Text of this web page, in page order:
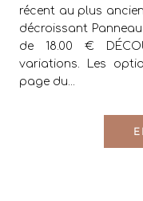
récent au plus
décroissant
de 18.00 €
variations. Les
page du...